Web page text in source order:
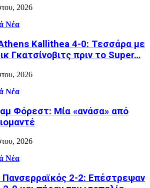
2026
Νέα
Kallithea 4-0: Τεσσάρα με
Γκατσίνοβιτς πριν το Super…
2026
Νέα
Φόρεστ: Μία «ανάσα» από
2026
Νέα
Πανσερραϊκός 2-2: Επέστρεψαν